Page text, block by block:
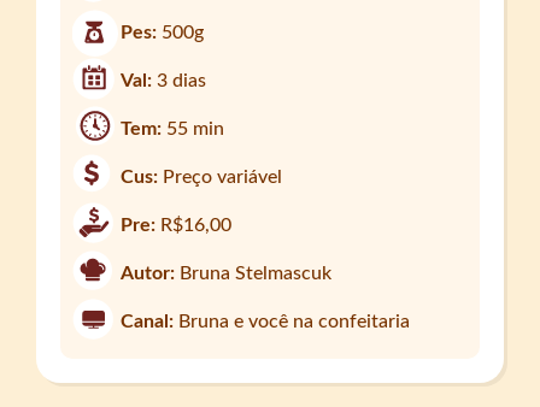
Pes: 500g
Val:3 dias
Tem: 55 min
Cus: Preço variável
Pre: R$16,00
Autor: Bruna Stelmascuk
Canal: Bruna e você na confeitaria